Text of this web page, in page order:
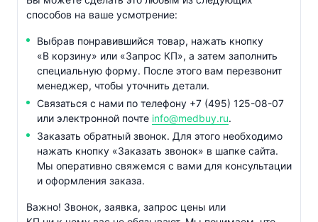
способов на ваше усмотрение:
Выбрав понравившийся товар, нажать кнопку
«В корзину» или «Запрос КП», а затем заполнить
специальную форму. После этого вам перезвонит
менеджер, чтобы уточнить детали.
Связаться с нами по телефону +7 (495) 125-08-07
или электронной почте info@medbuy.ru.
Заказать обратный звонок. Для этого необходимо
нажать кнопку «Заказать звонок» в шапке сайта.
Мы оперативно свяжемся с вами для консультации
и оформления заказа.
Важно! Звонок, заявка, запрос цены или